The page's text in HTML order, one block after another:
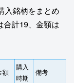
入銘柄をまとめ
合計19、金額は
額
購入
時期
備考